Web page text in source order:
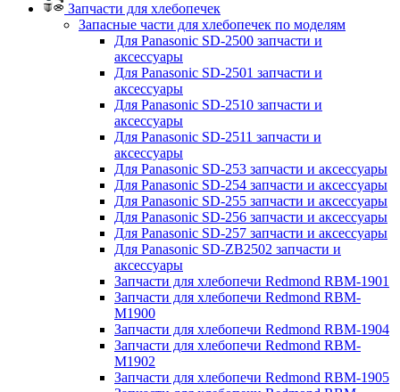
Запчасти для хлебопечек
Запасные части для хлебопечек по моделям
Для Panasonic SD-2500 запчасти и
аксессуары
Для Panasonic SD-2501 запчасти и
аксессуары
Для Panasonic SD-2510 запчасти и
аксессуары
Для Panasonic SD-2511 запчасти и
аксессуары
Для Panasonic SD-253 запчасти и аксессуары
Для Panasonic SD-254 запчасти и аксессуары
Для Panasonic SD-255 запчасти и аксессуары
Для Panasonic SD-256 запчасти и аксессуары
Для Panasonic SD-257 запчасти и аксессуары
Для Panasonic SD-ZB2502 запчасти и
аксессуары
Запчасти для хлебопечи Redmond RBM-1901
Запчасти для хлебопечи Redmond RBM-
M1900
Запчасти для хлебопечи Redmond RBM-1904
Запчасти для хлебопечи Redmond RBM-
M1902
Запчасти для хлебопечи Redmond RBM-1905